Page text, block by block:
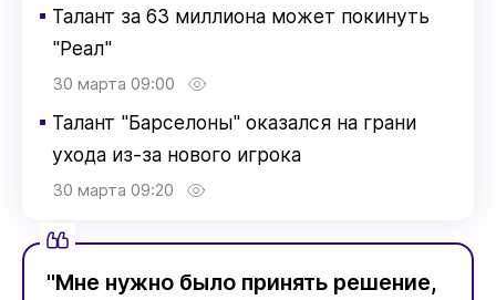
▪ Талант за 63 миллиона может покинуть
"Реал"
30 марта 09:00
▪ Талант "Барселоны" оказался на грани
ухода из-за нового игрока
30 марта 09:20
"Мне нужно было принять решение,